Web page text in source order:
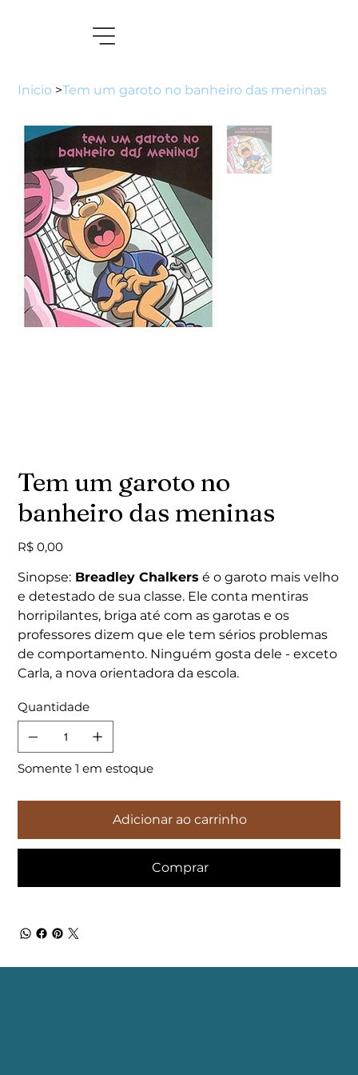
Inicio >Tem um garoto no banheiro das meninas
Tem um garoto no
banheiro das meninas
Preço
R$ 0,00
Sinopse: Breadley Chalkers é o garoto mais velho
e detestado de sua classe. Ele conta mentiras
horripilantes, briga até com as garotas e os
professores dizem que ele tem sérios problemas
de comportamento. Ninguém gosta dele - exceto
Carla, a nova orientadora da escola.
Quantidade
Somente 1 em estoque
Adicionar ao carrinho
Comprar